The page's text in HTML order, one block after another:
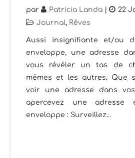
par Patricia Landa | 22
Journal, Rêves
Aussi insignifiante et/ou
enveloppe, une adresse
vous révéler un tas de
mêmes et les autres. Que
voir une adresse dans
apercevez une
enveloppe : Surveillez...